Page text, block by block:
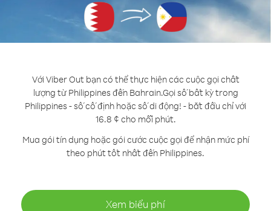
Với Viber Out bạn có thể thực hiện các cuộc gọi chất
lượng từ Philippines đến Bahrain.Gọi số bất kỳ trong
Philippines - số cố định hoặc số di động! - bắt đầu chỉ với
16.8 ¢ cho mỗi phút.
Mua gói tín dụng hoặc gói cước cuộc gọi để nhận mức phí
theo phút tốt nhất đến Philippines.
Xem biểu phí